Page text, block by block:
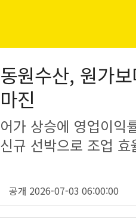
동원수산, 원가
마진
어가 상승에 영업이
신규 선박으로 조업 효
공개 2026-07-03 06:00:00